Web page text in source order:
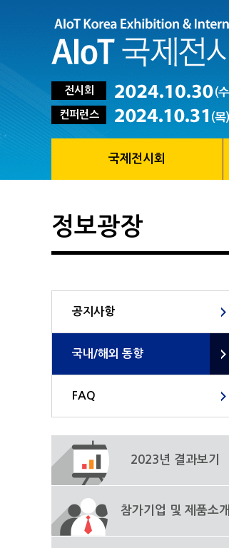
전시회
컨퍼런스
국제전시회
정보광장
공지사항
국내/해외 동향
FAQ
2023년 결과보기
참가기업 및 제품소개